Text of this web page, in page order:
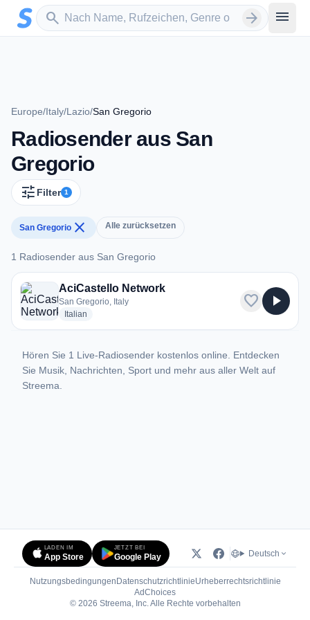
Zum Hauptinhalt springen
search
Sender suchen arrow_forward menu
Europe/Italy/Lazio/San Gregorio
Radiosender aus San
Gregorio
tune Filter 1
San Gregorio close Alle zurücksetzen
1 Radiosender aus San Gregorio
1 Radiosender aus San Gregorio
AciCastello Network
San Gregorio, Italy
Italian
favorite play_arrow
Hören Sie 1 Live-Radiosender kostenlos online. Entdecken
Sie Musik, Nachrichten, Sport und mehr aus aller Welt auf
Streema.
LADEN IM
App Store
JETZT BEI
Google Play Deutsch
Nutzungsbedingungen DatenschutzrichtlinieUrheberrechtsrichtlinie
AdChoices(öffnet in neuem Tab)
© 2026 Streema, Inc. Alle Rechte vorbehalten